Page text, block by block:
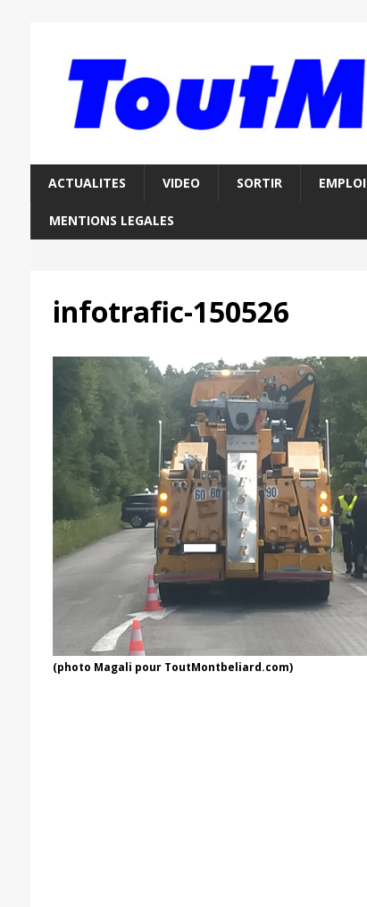
ACTUALITES VIDEO SORTIR EMPLOI
MENTIONS LEGALES
infotrafic-150526
(photo Magali pour ToutMontbeliard.com)